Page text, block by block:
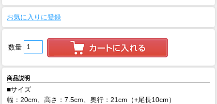
お気に入りに登録
数量
商品説明
■サイズ
幅：20cm、高さ：7.5cm、奥行：21cm（+尾長10cm）